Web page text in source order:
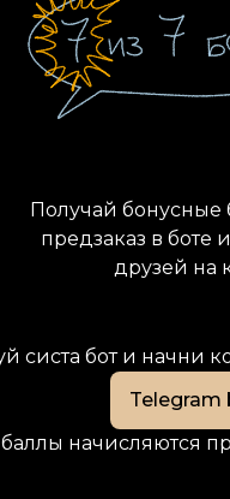
Получай бонусные
предзаказ в боте
друзей на
систа бот и начни
Telegram
начисляются